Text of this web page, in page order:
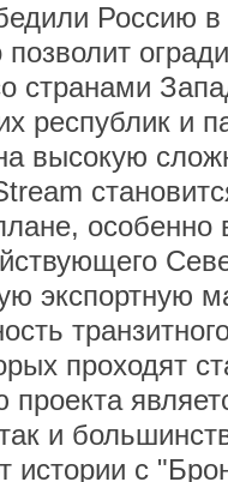
Россию
странами
республик и
высокую
особенно
экспортную
проходят
и
истории с